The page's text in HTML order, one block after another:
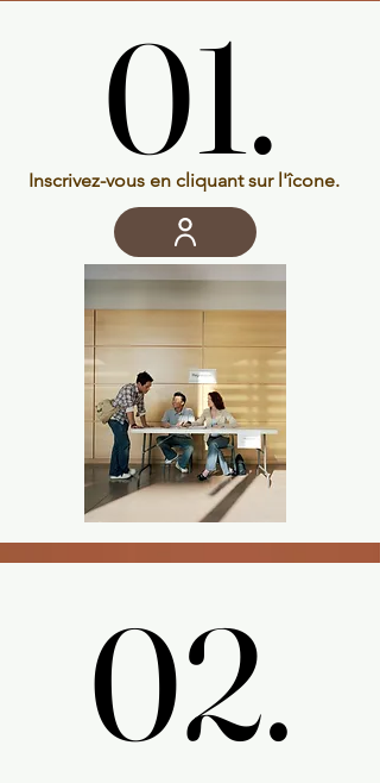
01.
01.
Inscrivez-vous en cliquant sur l'îcone.
02.
02.